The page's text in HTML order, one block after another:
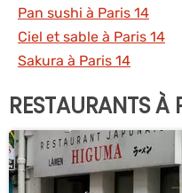
Pan sushi à Paris 14
Ciel et sable à Paris 14
Sakura à Paris 14
RESTAURANTS À